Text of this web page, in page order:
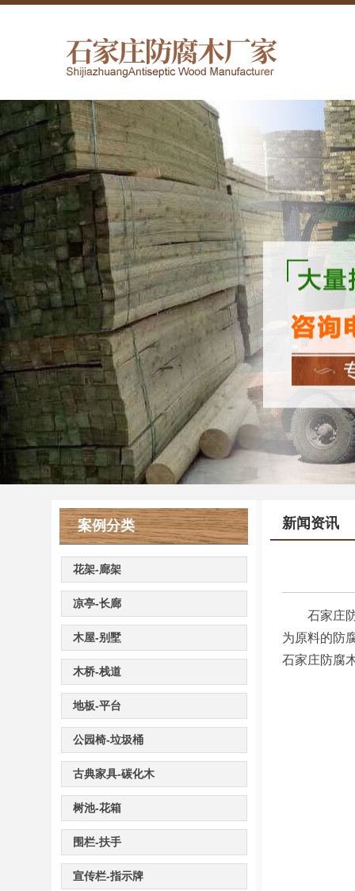
案例分类
花架-廊架
凉亭-长廊
木屋-别墅
木桥-栈道
地板-平台
公园椅-垃圾桶
古典家具-碳化木
树池-花箱
围栏-扶手
宣传栏-指示牌
新闻资讯
石家庄防
为原料的防
石家庄防腐